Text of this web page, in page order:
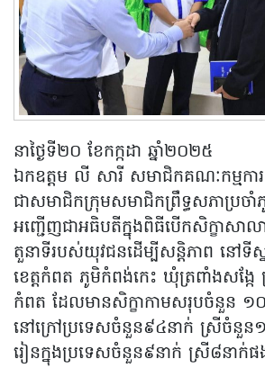
នាថ្ងៃទី២០ ខែកក្កដា ឆ្នាំ២០២៥
ឯកឧត្តម លី សារី សមាជិកគណៈកម្មកា
ជាសមាជិកក្រុមសមាជិកព្រឹទ្ធសភាប្រច
អញ្ជើញជាអធិបតីក្នុងពិធីបើកសិក្ខាសា
តួនាទីរបស់យុវជនដើម្បីសន្តិភាព នៅទី
ខេត្តកំពត ភូមិកំពង់កេះ ឃុំត្រពាំងសង្ក
កំពត ដែលមានសិក្ខាកាមសរុបចំនួន ១
នៅក្រៅប្រទេសចំនួន៩៤នាក់ ស្រីចំនួន
រៀនក្នុងប្រទេសចំនួន៩នាក់ ស្រី៨នាក់ផ